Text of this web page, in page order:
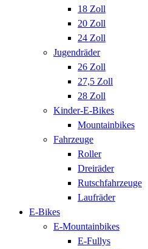
18 Zoll
20 Zoll
24 Zoll
Jugendräder
26 Zoll
27,5 Zoll
28 Zoll
Kinder-E-Bikes
Mountainbikes
Fahrzeuge
Roller
Dreiräder
Rutschfahrzeuge
Laufräder
E-Bikes
E-Mountainbikes
E-Fullys